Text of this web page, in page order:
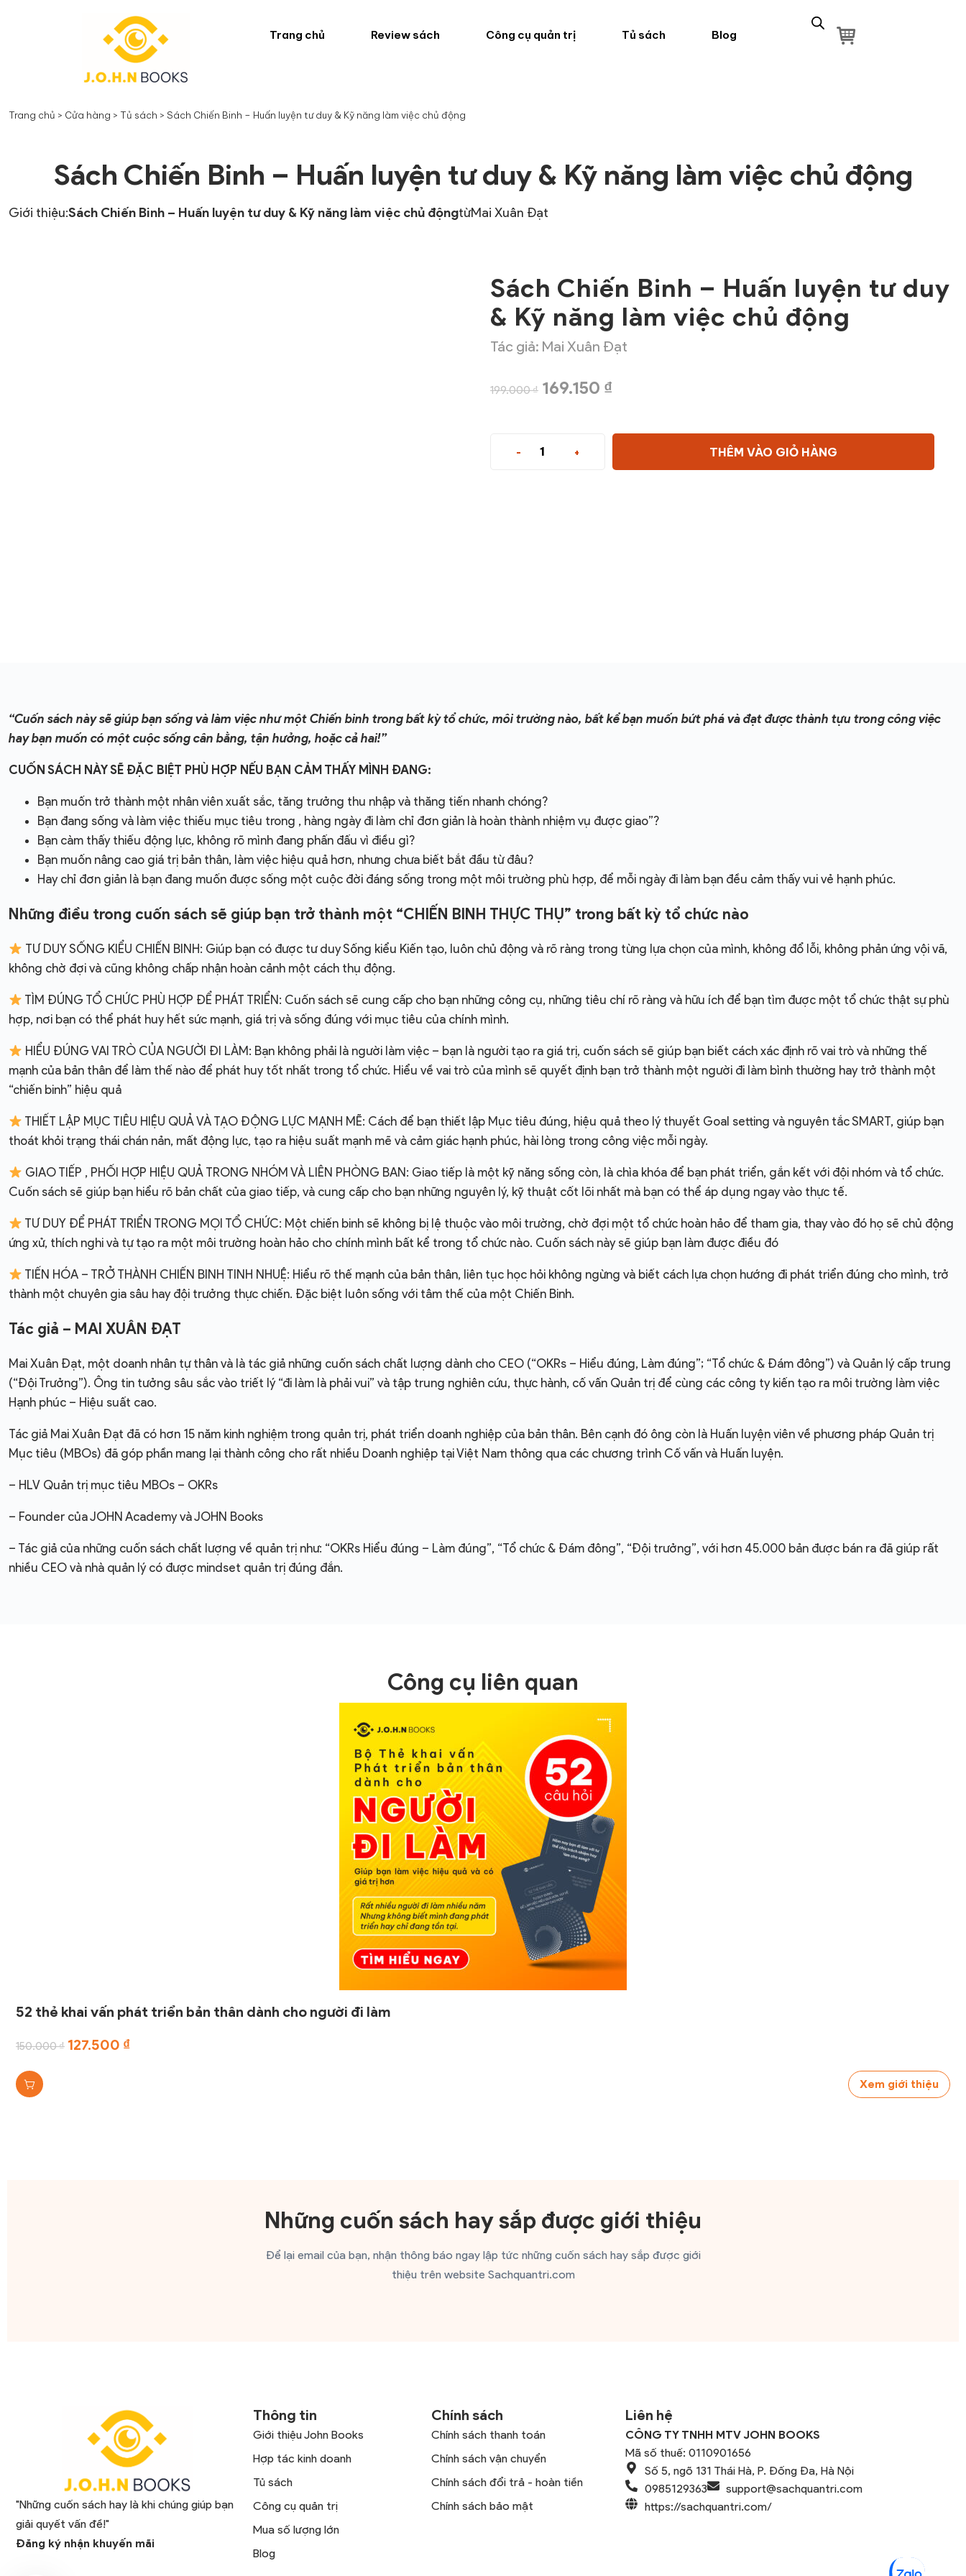
Trang chủ Review sách Công cụ quản trị Tủ sách Blog
Trang chủ > Cửa hàng > Tủ sách > Sách Chiến Binh – Huấn luyện tư duy & Kỹ năng làm việc chủ động
Sách Chiến Binh – Huấn luyện tư duy & Kỹ năng làm việc chủ động
Giới thiệu:Sách Chiến Binh – Huấn luyện tư duy & Kỹ năng làm việc chủ độngtừMai Xuân Đạt
Sách Chiến Binh – Huấn luyện tư duy
& Kỹ năng làm việc chủ động
Tác giả: Mai Xuân Đạt
199.000₫ 169.150 ₫
- + THÊM VÀO GIỎ HÀNG
“Cuốn sách này sẽ giúp bạn sống và làm việc như một Chiến binh trong bất kỳ tổ chức, môi trường nào, bất kể bạn muốn bứt phá và đạt được thành tựu trong công việc
hay bạn muốn có một cuộc sống cân bằng, tận hưởng, hoặc cả hai!”
CUỐN SÁCH NÀY SẼ ĐẶC BIỆT PHÙ HỢP NẾU BẠN CẢM THẤY MÌNH ĐANG:
Bạn muốn trở thành một nhân viên xuất sắc, tăng trưởng thu nhập và thăng tiến nhanh chóng?
Bạn đang sống và làm việc thiếu mục tiêu trong , hàng ngày đi làm chỉ đơn giản là hoàn thành nhiệm vụ được giao”?
Bạn càm thấy thiếu động lực, không rõ mình đang phấn đấu vì điều gì?
Bạn muốn nâng cao giá trị bản thân, làm việc hiệu quả hơn, nhưng chưa biết bắt đầu từ đâu?
Hay chỉ đơn giản là bạn đang muốn được sống một cuộc đời đáng sống trong một môi trường phù hợp, để mỗi ngày đi làm bạn đều cảm thấy vui vẻ hạnh phúc.
Những điều trong cuốn sách sẽ giúp bạn trở thành một “CHIẾN BINH THỰC THỤ” trong bất kỳ tổ chức nào
TƯ DUY SỐNG KIỂU CHIẾN BINH: Giúp bạn có được tư duy Sống kiểu Kiến tạo, luôn chủ động và rõ ràng trong từng lựa chọn của mình, không đổ lỗi, không phản ứng vội vã,
không chờ đợi và cũng không chấp nhận hoàn cảnh một cách thụ động.
TÌM ĐÚNG TỔ CHỨC PHÙ HỢP ĐỂ PHÁT TRIỂN: Cuốn sách sẽ cung cấp cho bạn những công cụ, những tiêu chí rõ ràng và hữu ích để bạn tìm được một tổ chức thật sự phù
hợp, nơi bạn có thể phát huy hết sức mạnh, giá trị và sống đúng với mục tiêu của chính mình.
HIỂU ĐÚNG VAI TRÒ CỦA NGƯỜI ĐI LÀM: Bạn không phải là người làm việc – bạn là người tạo ra giá trị, cuốn sách sẽ giúp bạn biết cách xác định rõ vai trò và những thế
mạnh của bản thân để làm thế nào để phát huy tốt nhất trong tổ chức. Hiểu về vai trò của mình sẽ quyết định bạn trở thành một người đi làm bình thường hay trở thành một
“chiến binh” hiệu quả
THIẾT LẬP MỤC TIÊU HIỆU QUẢ VÀ TẠO ĐỘNG LỰC MẠNH MẼ: Cách để bạn thiết lập Mục tiêu đúng, hiệu quả theo lý thuyết Goal setting và nguyên tắc SMART, giúp bạn
thoát khỏi trạng thái chán nản, mất động lực, tạo ra hiệu suất mạnh mẽ và cảm giác hạnh phúc, hài lòng trong công việc mỗi ngày.
GIAO TIẾP , PHỐI HỢP HIỆU QUẢ TRONG NHÓM VÀ LIÊN PHÒNG BAN: Giao tiếp là một kỹ năng sống còn, là chìa khóa để bạn phát triển, gắn kết với đội nhóm và tổ chức.
Cuốn sách sẽ giúp bạn hiểu rõ bản chất của giao tiếp, và cung cấp cho bạn những nguyên lý, kỹ thuật cốt lõi nhất mà bạn có thể áp dụng ngay vào thực tế.
TƯ DUY ĐỂ PHÁT TRIỂN TRONG MỌI TỔ CHỨC: Một chiến binh sẽ không bị lệ thuộc vào môi trường, chờ đợi một tổ chức hoàn hảo để tham gia, thay vào đó họ sẽ chủ động
ứng xử, thích nghi và tự tạo ra một môi trường hoàn hảo cho chính mình bất kể trong tổ chức nào. Cuốn sách này sẽ giúp bạn làm được điều đó
TIẾN HÓA – TRỞ THÀNH CHIẾN BINH TINH NHUỆ: Hiểu rõ thế mạnh của bản thân, liên tục học hỏi không ngừng và biết cách lựa chọn hướng đi phát triển đúng cho mình, trở
thành một chuyên gia sâu hay đội trưởng thực chiến. Đặc biệt luôn sống với tâm thế của một Chiến Binh.
Tác giả – MAI XUÂN ĐẠT
Mai Xuân Đạt, một doanh nhân tự thân và là tác giả những cuốn sách chất lượng dành cho CEO (“OKRs – Hiểu đúng, Làm đúng”; “Tổ chức & Đám đông”) và Quản lý cấp trung
(“Đội Trưởng”). Ông tin tưởng sâu sắc vào triết lý “đi làm là phải vui” và tập trung nghiên cứu, thực hành, cố vấn Quản trị để cùng các công ty kiến tạo ra môi trường làm việc
Hạnh phúc – Hiệu suất cao.
Tác giả Mai Xuân Đạt đã có hơn 15 năm kinh nghiệm trong quản trị, phát triển doanh nghiệp của bản thân. Bên cạnh đó ông còn là Huấn luyện viên về phương pháp Quản trị
Mục tiêu (MBOs) đã góp phần mang lại thành công cho rất nhiều Doanh nghiệp tại Việt Nam thông qua các chương trình Cố vấn và Huấn luyện.
– HLV Quản trị mục tiêu MBOs – OKRs
– Founder của JOHN Academy và JOHN Books
– Tác giả của những cuốn sách chất lượng về quản trị như: “OKRs Hiểu đúng – Làm đúng”, “Tổ chức & Đám đông”, “Đội trưởng”, với hơn 45.000 bản được bán ra đã giúp rất
nhiều CEO và nhà quản lý có được mindset quản trị đúng đắn.
Công cụ liên quan
52 thẻ khai vấn phát triển bản thân dành cho người đi làm
150.000₫ 127.500 ₫
Xem giới thiệu
Những cuốn sách hay sắp được giới thiệu
Để lại email của bạn, nhận thông báo ngay lập tức những cuốn sách hay sắp được giới
thiệu trên website Sachquantri.com
"Những cuốn sách hay là khi chúng giúp bạn
giải quyết vấn đề!"
Đăng ký nhận khuyến mãi
Thông tin
Giới thiệu John Books
Hợp tác kinh doanh
Tủ sách
Công cụ quản trị
Mua số lượng lớn
Blog
Chính sách
Chính sách thanh toán
Chính sách vận chuyển
Chính sách đổi trả - hoàn tiền
Chính sách bảo mật
Liên hệ
CÔNG TY TNHH MTV JOHN BOOKS
Mã số thuế: 0110901656
Số 5, ngõ 131 Thái Hà, P. Đống Đa, Hà Nội
0985129363
support@sachquantri.com
https://sachquantri.com/